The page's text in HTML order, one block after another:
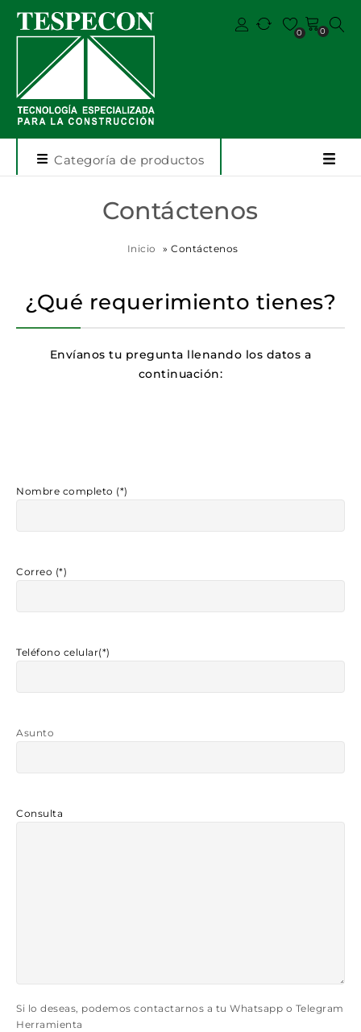
0 0
Categoría de productos
Contáctenos
Inicio » Contáctenos
¿Qué requerimiento tienes?
Envíanos tu pregunta llenando los datos a
continuación:
Nombre completo (*)
Correo (*)
Teléfono celular(*)
Asunto
Consulta
Si lo deseas, podemos contactarnos a tu Whatsapp o Telegram
Herramienta